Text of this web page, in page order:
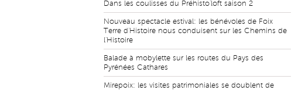
Dans les coulisses du Préhisto'loft saison 2
Nouveau spectacle estival: les bénévoles de Foix
Terre d'Histoire nous conduisent sur les Chemins de
l'Histoire
Balade à mobylette sur les routes du Pays des
Pyrénées Cathares
Mirepoix: les visites patrimoniales se doublent de